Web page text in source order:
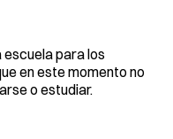
para los
en este momento no
o estudiar.